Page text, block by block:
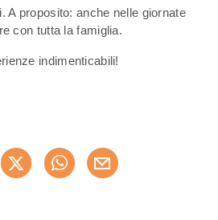
A proposito: anche nelle giornate
con tutta la famiglia.
indimenticabili!
Consiglia ora